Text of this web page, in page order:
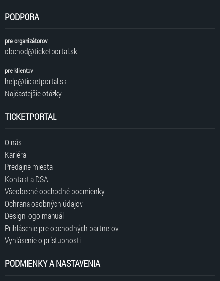
PODPORA
pre organizátorov
obchod@ticketportal.sk
pre klientov
help@ticketportal.sk
Najčastejšie otázky
TICKETPORTAL
O nás
Kariéra
Predajné miesta
Kontakt a DSA
Všeobecné obchodné podmienky
Ochrana osobných údajov
Design logo manuál
Prihlásenie pre obchodných partnerov
Vyhlásenie o prístupnosti
PODMIENKY A NASTAVENIA